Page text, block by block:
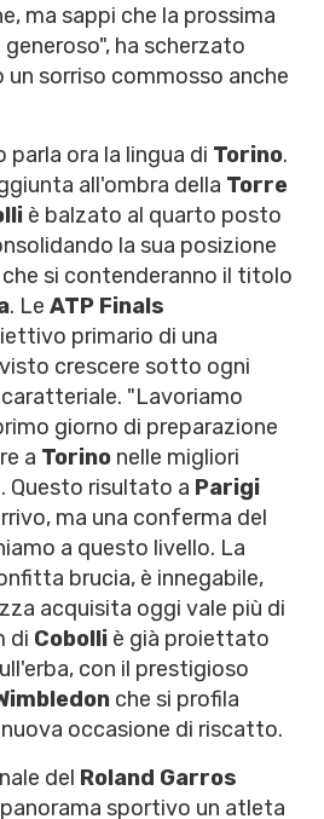
ma sappi che la prossima
ha scherzato
un sorriso commosso anche
ora la lingua di Torino.
all'ombra della Torre
è balzato al quarto posto
la sua posizione
si contenderanno il titolo
. Le ATP Finals
primario di una
crescere sotto ogni
"Lavoriamo
giorno di preparazione
a Torino nelle migliori
Questo risultato a Parigi
ma una conferma del
a questo livello. La
brucia, è innegabile,
acquisita oggi vale più di
di Cobolli è già proiettato
con il prestigioso
che si profila
occasione di riscatto.
del Roland Garros
sportivo un atleta